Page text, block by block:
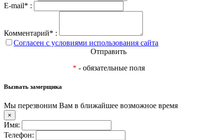
E-mail* :
Комментарий* :
Согласен с условиями использования сайта
Отправить
* - обязательные поля
Вызвать замерщика
Мы перезвоним Вам в ближайшее возможное время
×
Имя:
Телефон: